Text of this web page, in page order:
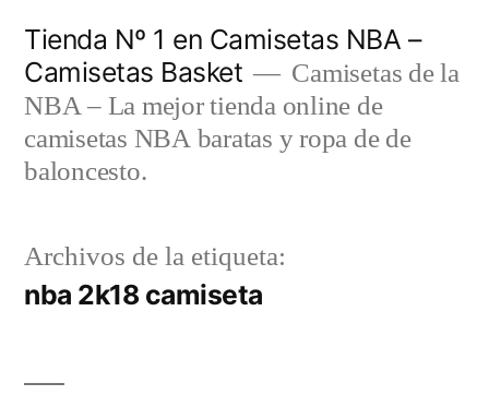
contenido
Tienda Nº 1 en Camisetas NBA –
Camisetas Basket
Camisetas de la
NBA – La mejor tienda online de
camisetas NBA baratas y ropa de de
baloncesto.
Archivos de la etiqueta:
nba 2k18 camiseta